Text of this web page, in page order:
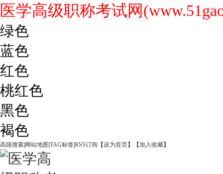
医学高级职称考试网
绿色
蓝色
红色
桃红色
黑色
褐色
高级搜索 网站地图 TAG标签RSS订阅 【设为首页】【加入收藏】